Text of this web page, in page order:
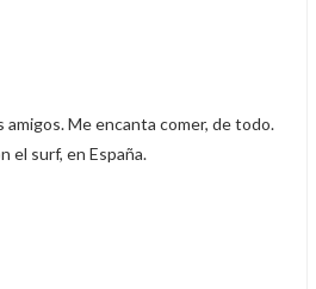
Me encanta comer, de todo.
el surf, en España.